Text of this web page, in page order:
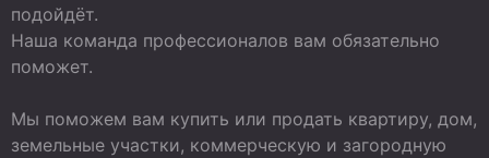
подойдёт.
Наша команда профессионалов вам обязательно
поможет.
Мы поможем вам купить или продать квартиру, дом,
земельные участки, коммерческую и загородную